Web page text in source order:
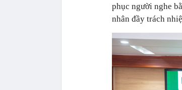
phục người nghe
nhân đầy trách